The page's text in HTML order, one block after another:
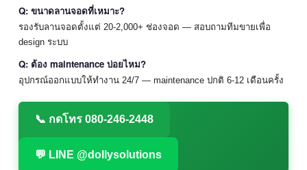
Q: ขนาดลานจอดที่เหมาะ?
รองรับลานจอดตั้งแต่ 20-2,000+ ช่องจอด — สอบถามทีมขายเพื่อ
design ระบบ
Q: ต้อง maintenance บ่อยไหม?
อุปกรณ์ออกแบบให้ทำงาน 24/7 — maintenance ปกติ 6-12 เดือนครั้ง
📞 กดโทร 080-246-2448
💬 LINE @dollysolutions